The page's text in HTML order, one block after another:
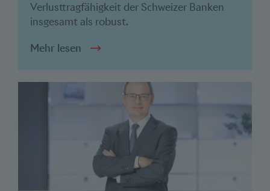
Verlusttragfähigkeit der Schweizer Banken
insgesamt als robust.
Mehr lesen